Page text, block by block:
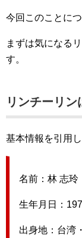
今回このことに
まずは気になる
す。
リンチーリン
基本情報を引用し
名前：林 志玲
生年月日：
出身地：台湾